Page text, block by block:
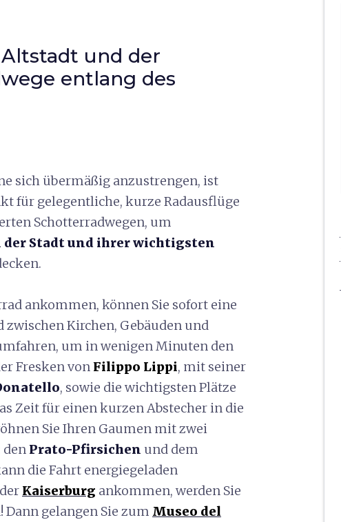
und der
entlang des
sich übermäßig anzustrengen, ist
für gelegentliche, kurze Radausflüge
Schotterradwegen, um
der Stadt und ihrer wichtigsten
ankommen, können Sie sofort eine
Kirchen, Gebäuden und
um in wenigen Minuten den
Fresken von Filippo Lippi, mit seiner
, sowie die wichtigsten Plätze
Zeit für einen kurzen Abstecher in die
Sie Ihren Gaumen mit zwei
den Prato-Pfirsichen und dem
die Fahrt energiegeladen
Kaiserburg ankommen, werden Sie
gelangen Sie zum Museo del